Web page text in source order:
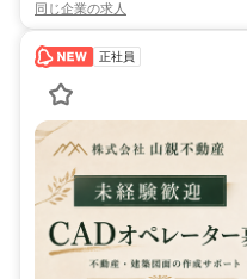
同じ企業の求人
正社員